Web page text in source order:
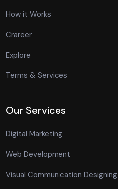
How it Works
Crareer
Explore
Terms & Services
Our Services
Digital Marketing
Web Development
Visual Communication Designing